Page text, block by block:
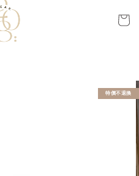
特價不退換